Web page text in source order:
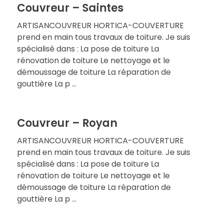
Couvreur – Saintes
ARTISANCOUVREUR HORTICA-COUVERTURE
prend en main tous travaux de toiture. Je suis
spécialisé dans : La pose de toiture La
rénovation de toiture Le nettoyage et le
démoussage de toiture La réparation de
gouttière La p ...
Couvreur – Royan
ARTISANCOUVREUR HORTICA-COUVERTURE
prend en main tous travaux de toiture. Je suis
spécialisé dans : La pose de toiture La
rénovation de toiture Le nettoyage et le
démoussage de toiture La réparation de
gouttière La p ...